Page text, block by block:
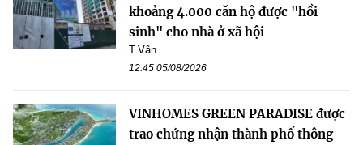
khoảng 4.000 căn hộ được "hồi
sinh" cho nhà ở xã hội
T.Vân
12:45 05/08/2026
VINHOMES GREEN PARADISE được
trao chứng nhận thành phố thông